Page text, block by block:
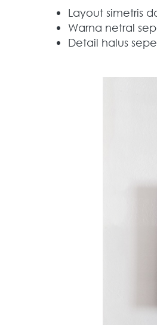
Layout simetris
Warna netral
Detail halus